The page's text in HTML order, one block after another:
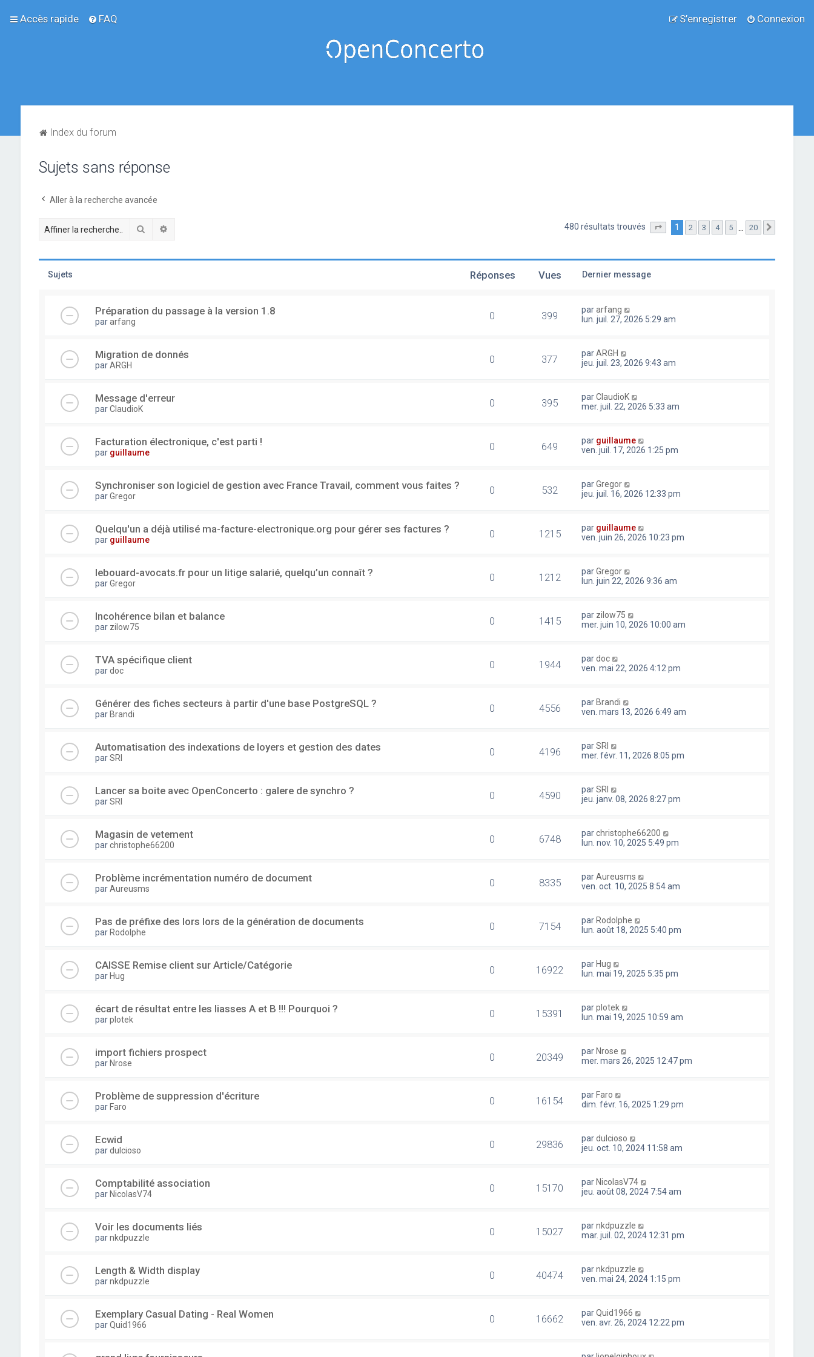
Accès rapide FAQ Connexion
S’enregistrer
Index du forum
Sujets sans réponse
Aller à la recherche avancée
Rechercher 480 résultats trouvés Page sur 20
1 2 3 4 5 20
Sujets Réponses Vues Dernier message
Préparation du passage à la version 1.8
pararfang 0 399 pararfang
lun. juil. 27, 2026 5:29 am
Migration de donnés
parARGH 0 377 parARGH
jeu. juil. 23, 2026 9:43 am
Message d'erreur
parClaudioK 0 395 parClaudioK
mer. juil. 22, 2026 5:33 am
Facturation électronique, c'est parti !
par guillaume 0 649 par guillaume
ven. juil. 17, 2026 1:25 pm
Synchroniser son logiciel de gestion avec France Travail, comment vous faites ?
parGregor 0 532 parGregor
jeu. juil. 16, 2026 12:33 pm
Quelqu'un a déjà utilisé ma-facture-electronique.org pour gérer ses factures ?
par guillaume 0 1215 par guillaume
ven. juin 26, 2026 10:23 pm
lebouard-avocats.fr pour un litige salarié, quelqu’un connaît ?
parGregor 0 1212 parGregor
lun. juin 22, 2026 9:36 am
Incohérence bilan et balance
par zilow75 0 1415 par zilow75
mer. juin 10, 2026 10:00 am
TVA spécifique client
pardoc 0 1944 pardoc
ven. mai 22, 2026 4:12 pm
Générer des fiches secteurs à partir d'une base PostgreSQL ?
par Brandi 0 4556 par Brandi
ven. mars 13, 2026 6:49 am
Automatisation des indexations de loyers et gestion des dates
parSRI 0 4196 parSRI
mer. févr. 11, 2026 8:05 pm
Lancer sa boite avec OpenConcerto : galere de synchro ?
parSRI 0 4590 parSRI
jeu. janv. 08, 2026 8:27 pm
Magasin de vetement
parchristophe66200 0 6748 parchristophe66200
lun. nov. 10, 2025 5:49 pm
Problème incrémentation numéro de document
parAureusms 0 8335 parAureusms
ven. oct. 10, 2025 8:54 am
Pas de préfixe des lors lors de la génération de documents
par Rodolphe 0 7154 par Rodolphe
lun. août 18, 2025 5:40 pm
CAISSE Remise client sur Article/Catégorie
par Hug 0 16922 par Hug
lun. mai 19, 2025 5:35 pm
écart de résultat entre les liasses A et B !!! Pourquoi ?
parplotek 0 15391 parplotek
lun. mai 19, 2025 10:59 am
import fichiers prospect
par Nrose 0 20349 par Nrose
mer. mars 26, 2025 12:47 pm
Problème de suppression d'écriture
par Faro 0 16154 par Faro
dim. févr. 16, 2025 1:29 pm
Ecwid
pardulcioso 0 29836 pardulcioso
jeu. oct. 10, 2024 11:58 am
Comptabilité association
par NicolasV74 0 15170 par NicolasV74
jeu. août 08, 2024 7:54 am
Voir les documents liés
parnkdpuzzle 0 15027 parnkdpuzzle
mar. juil. 02, 2024 12:31 pm
Length & Width display
parnkdpuzzle 0 40474 parnkdpuzzle
ven. mai 24, 2024 1:15 pm
Exemplary Сasual Dating - Real Women
parQuid1966 0 16662 parQuid1966
ven. avr. 26, 2024 12:22 pm